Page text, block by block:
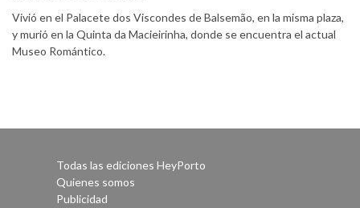
Vivió en el Palacete dos Viscondes de Balsemão, en la misma plaza,
y murió en la Quinta da Macieirinha, donde se encuentra el actual
Museo Romántico.
Todas las ediciones HeyPorto
Quienes somos
Publicidad